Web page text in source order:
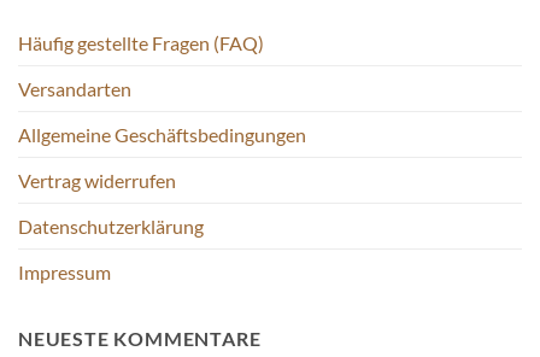
Häufig gestellte Fragen (FAQ)
Versandarten
Allgemeine Geschäftsbedingungen
Vertrag widerrufen
Datenschutzerklärung
Impressum
NEUESTE KOMMENTARE